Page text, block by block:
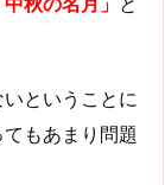
ということに
もあまり問題